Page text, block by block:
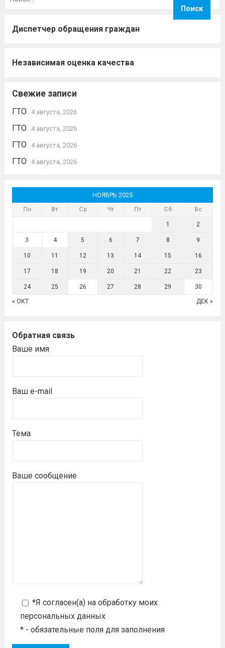
Диспетчер обращения граждан
Независимая оценка качества
Свежие записи
ГТО 4 августа, 2026
ГТО 4 августа, 2026
ГТО 4 августа, 2026
ГТО 4 августа, 2026
НОЯБРЬ 2025
Пн Вт Ср Чт Пт Сб Вс
1 2
3 4 5 6 7 8 9
10 11 12 13 14 15 16
17 18 19 20 21 22 23
24 25 26 27 28 29 30
« ОКТ ДЕК »
Обратная связь
Ваше имя
Ваш e-mail
Тема
Ваше сообщение
*Я согласен(а) на обработку моих
персональных данных
* - обязательные поля для заполнения